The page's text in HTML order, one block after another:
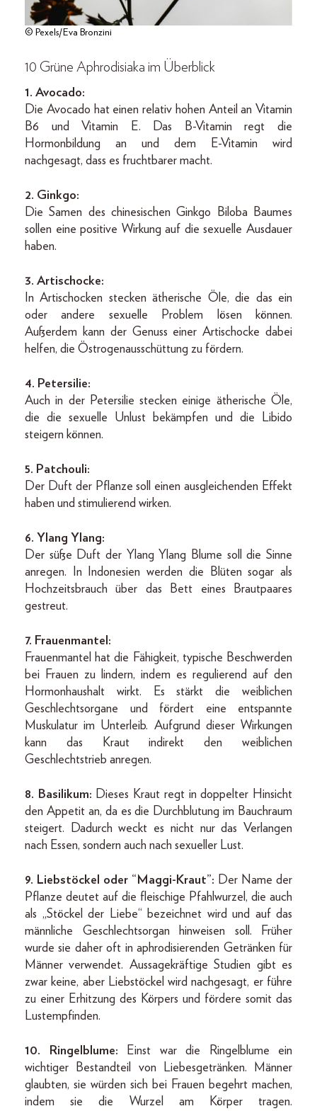
© Pexels/Eva Bronzini
10 Grüne Aphrodisiaka im Überblick
1. Avocado:
Die Avocado hat einen relativ hohen Anteil an Vitamin
B6 und Vitamin E. Das B-Vitamin regt die
Hormonbildung an und dem E-Vitamin wird
nachgesagt, dass es fruchtbarer macht.
2. Ginkgo:
Die Samen des chinesischen Ginkgo Biloba Baumes
sollen eine positive Wirkung auf die sexuelle Ausdauer
haben.
3. Artischocke:
In Artischocken stecken ätherische Öle, die das ein
oder andere sexuelle Problem lösen können.
Außerdem kann der Genuss einer Artischocke dabei
helfen, die Östrogenausschüttung zu fördern.
4. Petersilie:
Auch in der Petersilie stecken einige ätherische Öle,
die die sexuelle Unlust bekämpfen und die Libido
steigern können.
5. Patchouli:
Der Duft der Pflanze soll einen ausgleichenden Effekt
haben und stimulierend wirken.
6. Ylang Ylang:
Der süße Duft der Ylang Ylang Blume soll die Sinne
anregen. In Indonesien werden die Blüten sogar als
Hochzeitsbrauch über das Bett eines Brautpaares
gestreut.
7. Frauenmantel:
Frauenmantel hat die Fähigkeit, typische Beschwerden
bei Frauen zu lindern, indem es regulierend auf den
Hormonhaushalt wirkt. Es stärkt die weiblichen
Geschlechtsorgane und fördert eine entspannte
Muskulatur im Unterleib. Aufgrund dieser Wirkungen
kann das Kraut indirekt den weiblichen
Geschlechtstrieb anregen.
8. Basilikum: Dieses Kraut regt in doppelter Hinsicht
den Appetit an, da es die Durchblutung im Bauchraum
steigert. Dadurch weckt es nicht nur das Verlangen
nach Essen, sondern auch nach sexueller Lust.
9. Liebstöckel oder “Maggi-Kraut”: Der Name der
Pflanze deutet auf die fleischige Pfahlwurzel, die auch
als „Stöckel der Liebe“ bezeichnet wird und auf das
männliche Geschlechtsorgan hinweisen soll. Früher
wurde sie daher oft in aphrodisierenden Getränken für
Männer verwendet. Aussagekräftige Studien gibt es
zwar keine, aber Liebstöckel wird nachgesagt, er führe
zu einer Erhitzung des Körpers und fördere somit das
Lustempfinden.
10. Ringelblume:
Einst war die Ringelblume ein
wichtiger Bestandteil von Liebesgetränken. Männer
glaubten, sie würden sich bei Frauen begehrt machen,
indem sie die Wurzel am Körper tragen.